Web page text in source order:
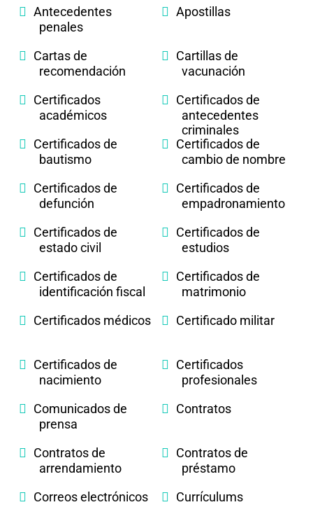
Antecedentes
penales
Apostillas
Cartas de
recomendación
Cartillas de
vacunación
Certificados
académicos
Certificados de
antecedentes
criminales
Certificados de
bautismo
Certificados de
cambio de nombre
Certificados de
defunción
Certificados de
empadronamiento
Certificados de
estado civil
Certificados de
estudios
Certificados de
identificación fiscal
Certificados de
matrimonio
Certificados médicos
Certificado militar
Certificados de
nacimiento
Certificados
profesionales
Comunicados de
prensa
Contratos
Contratos de
arrendamiento
Contratos de
préstamo
Correos electrónicos
Currículums